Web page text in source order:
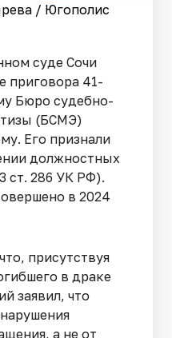
/ Югополис
суде Сочи
приговора 41-
Бюро судебно-
(БСМЭ)
Его признали
должностных
ст. 286 УК РФ).
в 2024
присутствуя
в драке
заявил, что
а не от